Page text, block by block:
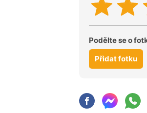
Podělte se o
Přidat fotku